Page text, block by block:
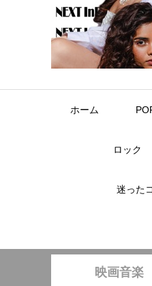
ホーム
ロック
迷った
映画音楽